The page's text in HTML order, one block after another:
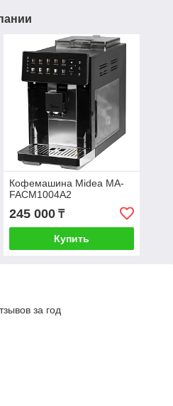
Кофемашина Midea MA-
FACM1004A2
245 000₸
Купить
за год